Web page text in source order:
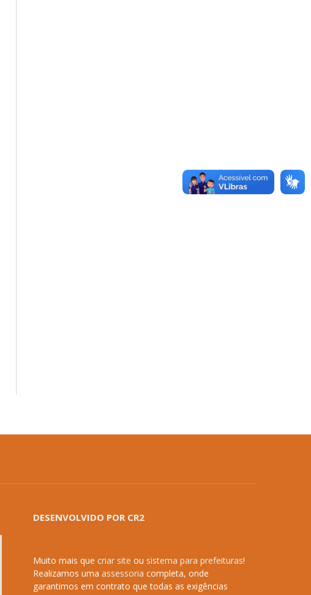
DESENVOLVIDO POR CR2
Muito mais que criar site ou sistema para prefeituras!
Realizamos uma assessoria completa, onde
garantimos em contrato que todas as exigências